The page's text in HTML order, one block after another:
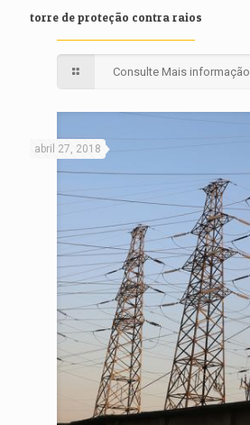
torre de proteção contra raios
Consulte Mais informação
abril 27, 2018